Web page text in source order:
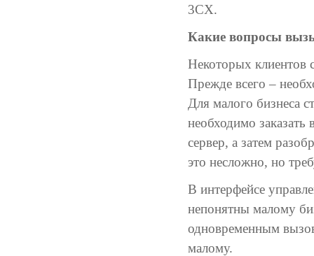
3CX.
Какие вопросы
Некоторых клиентов
Прежде всего –
Для малого бизнеса
необходимо заказать
сервер, а затем
это несложно, но
В интерфейсе
непонятны малому
одновременным
малому.